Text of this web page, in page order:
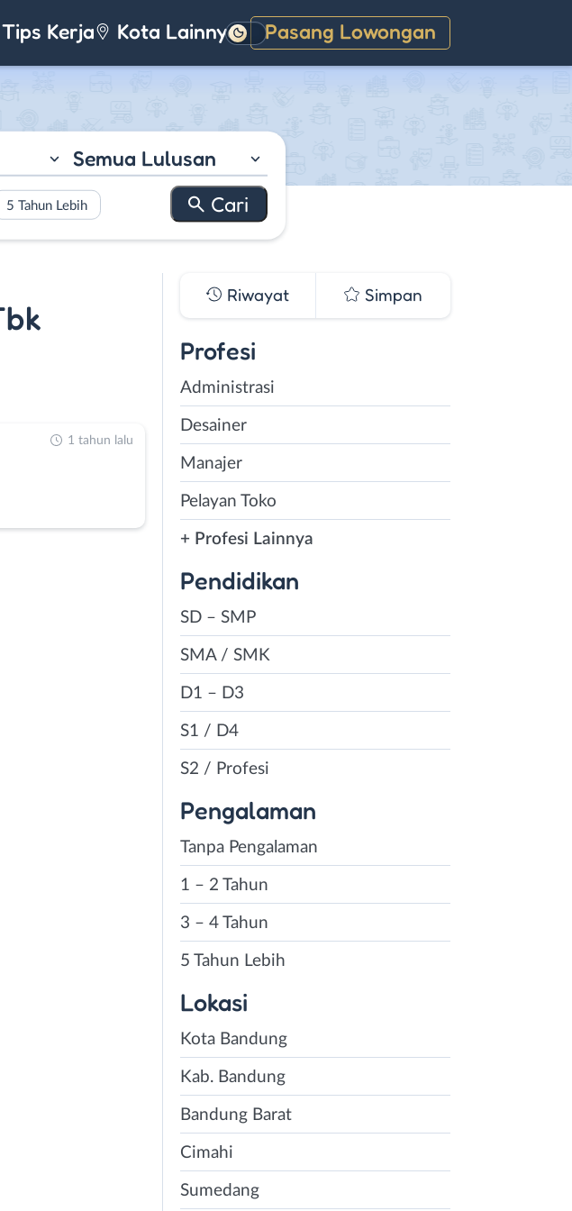
Tips Kerja Kota Lainnya Pasang Lowongan
Gelap
Semua Lulusan
5 Tahun Lebih
1 tahun lalu
Riwayat Simpan
Profesi
Administrasi
Desainer
Manajer
Pelayan Toko
+ Profesi Lainnya
Pendidikan
SD – SMP
SMA / SMK
D1 – D3
S1 / D4
S2 / Profesi
Pengalaman
Tanpa Pengalaman
1 – 2 Tahun
3 – 4 Tahun
5 Tahun Lebih
Lokasi
Kota Bandung
Kab. Bandung
Bandung Barat
Cimahi
Sumedang